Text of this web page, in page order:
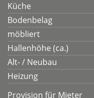
Küche
Bodenbelag
möbliert
Hallenhöhe (ca.)
Alt- / Neubau
Heizung
Provision für Mieter